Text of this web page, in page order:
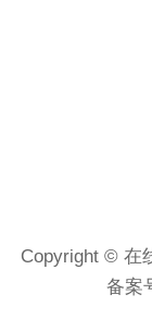
Copyright © 在
备案